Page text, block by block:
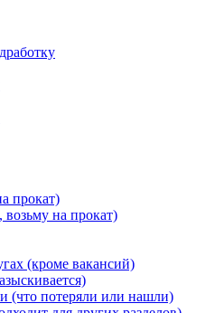
прокат)
на прокат)
(кроме вакансий)
(что потеряли или нашли)